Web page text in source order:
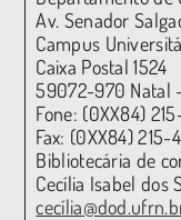
Av. Senador
Campus
Caixa Postal 1524
59072-970 Natal
Fone: (0XX84)
Fax: (0XX84) 215-
Bibliotecária de
Cecília Isabel dos